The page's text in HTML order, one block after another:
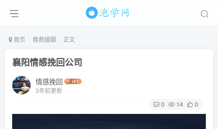
首页 挽救婚姻 正文
襄阳情感挽回公司
情感挽回
3年前更新
0 14 0